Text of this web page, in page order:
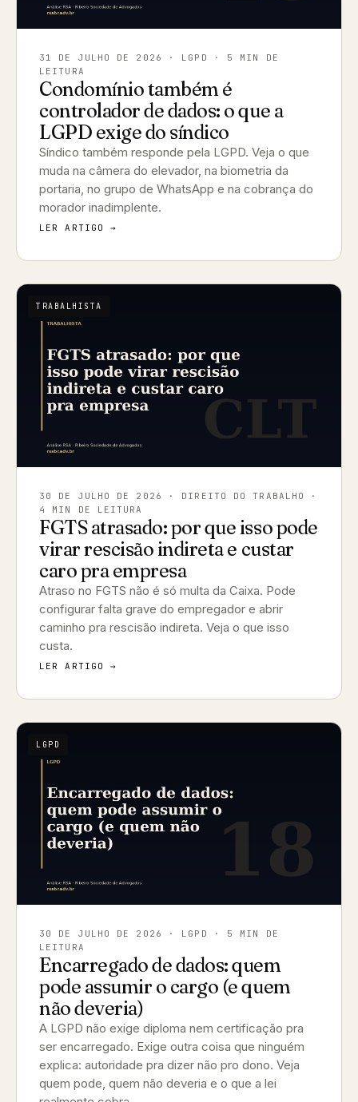
31 DE JULHO DE 2026
· LGPD · 5 MIN DE
LEITURA
Condomínio também é
controlador de dados: o que a
LGPD exige do síndico
Síndico também responde pela LGPD. Veja o que
muda na câmera do elevador, na biometria da
portaria, no grupo de WhatsApp e na cobrança do
morador inadimplente.
LER ARTIGO →
TRABALHISTA
30 DE JULHO DE 2026
· DIREITO DO TRABALHO ·
4 MIN DE LEITURA
FGTS atrasado: por que isso pode
virar rescisão indireta e custar
caro pra empresa
Atraso no FGTS não é só multa da Caixa. Pode
configurar falta grave do empregador e abrir
caminho pra rescisão indireta. Veja o que isso
custa.
LER ARTIGO →
LGPD
30 DE JULHO DE 2026
· LGPD · 5 MIN DE
LEITURA
Encarregado de dados: quem
pode assumir o cargo (e quem
não deveria)
A LGPD não exige diploma nem certificação pra
ser encarregado. Exige outra coisa que ninguém
explica: autoridade pra dizer não pro dono. Veja
quem pode, quem não deveria e o que a lei